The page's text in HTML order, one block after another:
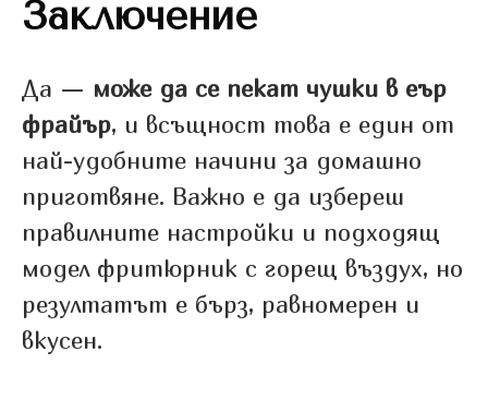
Заключение
Да — може да се пекат чушки в еър
фрайър, и всъщност това е един от
най-удобните начини за домашно
приготвяне. Важно е да избереш
правилните настройки и подходящ
модел фритюрник с горещ въздух, но
резултатът е бърз, равномерен и
вкусен.